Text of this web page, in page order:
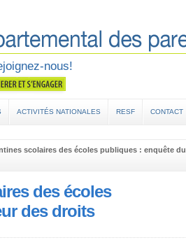
nous!
ACTIVITÉS NATIONALES RESF CONTACT
scolaires des écoles publiques : enquête du
des écoles
des droits